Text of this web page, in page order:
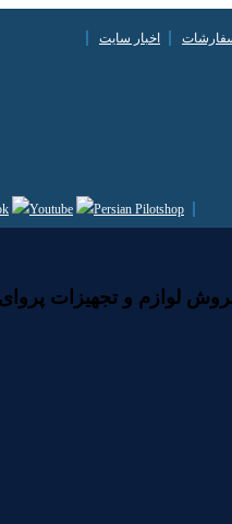
اخبار سایت
لوازم و تجهیزات